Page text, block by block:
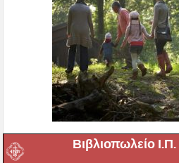
Βιβλιοπωλείο